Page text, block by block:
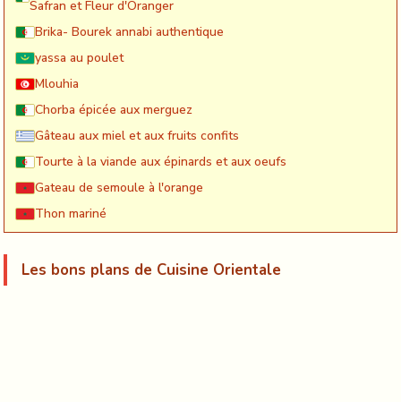
Safran et Fleur d'Oranger
Brika- Bourek annabi authentique
yassa au poulet
Mlouhia
Chorba épicée aux merguez
Gâteau aux miel et aux fruits confits
Tourte à la viande aux épinards et aux oeufs
Gateau de semoule à l'orange
Thon mariné
Les bons plans de Cuisine Orientale